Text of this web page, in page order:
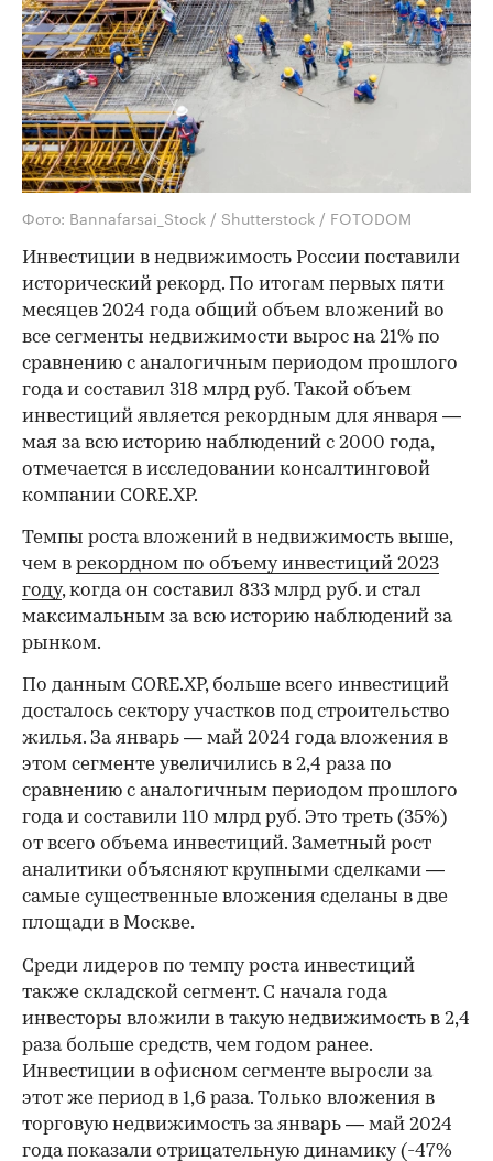
Фото: Bannafarsai_Stock / Shutterstock / FOTODOM
Инвестиции в недвижимость России поставили
исторический рекорд. По итогам первых пяти
месяцев 2024 года общий объем вложений во
все сегменты недвижимости вырос на 21% по
сравнению с аналогичным периодом прошлого
года и составил 318 млрд руб. Такой объем
инвестиций является рекордным для января —
мая за всю историю наблюдений с 2000 года,
отмечается в исследовании консалтинговой
компании CORE.XP.
Темпы роста вложений в недвижимость выше,
чем в рекордном по объему инвестиций 2023
году, когда он составил 833 млрд руб. и стал
максимальным за всю историю наблюдений за
рынком.
По данным CORE.XP, больше всего инвестиций
досталось сектору участков под строительство
жилья. За январь — май 2024 года вложения в
этом сегменте увеличились в 2,4 раза по
сравнению с аналогичным периодом прошлого
года и составили 110 млрд руб. Это треть (35%)
от всего объема инвестиций. Заметный рост
аналитики объясняют крупными сделками —
самые существенные вложения сделаны в две
площади в Москве.
Среди лидеров по темпу роста инвестиций
также складской сегмент. С начала года
инвесторы вложили в такую недвижимость в 2,4
раза больше средств, чем годом ранее.
Инвестиции в офисном сегменте выросли за
этот же период в 1,6 раза. Только вложения в
торговую недвижимость за январь — май 2024
года показали отрицательную динамику (-47%